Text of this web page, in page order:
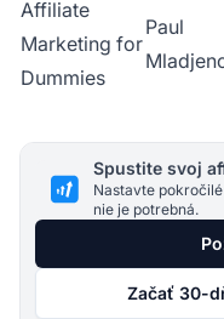
Affiliate
Marketing for
Dummies
Paul
Spustite svoj
Nastavte
nie je potrebná.
Začať 30-